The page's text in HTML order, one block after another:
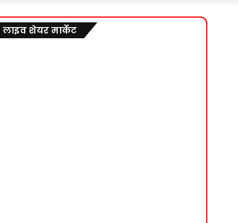
लाइव शेयर मार्केट